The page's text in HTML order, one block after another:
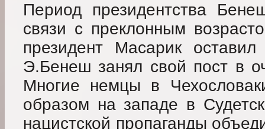
Период президентства
связи с преклонным
президент Масарик
Э.Бенеш занял свой пост в
Многие немцы в
образом на западе в
нацистской пропаганды